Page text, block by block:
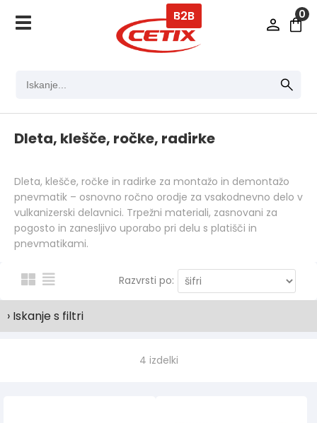
0
B2B
Dleta, klešče, ročke, radirke
Dleta, klešče, ročke in radirke za montažo in demontažo
pnevmatik – osnovno ročno orodje za vsakodnevno delo v
vulkanizerski delavnici. Trpežni materiali, zasnovani za
pogosto in zanesljivo uporabo pri delu s platišči in
pnevmatikami.
Razvrsti po:
› Iskanje s filtri
4 izdelki